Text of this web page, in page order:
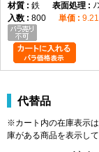
鉄
800
代替品
※カート内の在庫表示
庫がある商品を表示して